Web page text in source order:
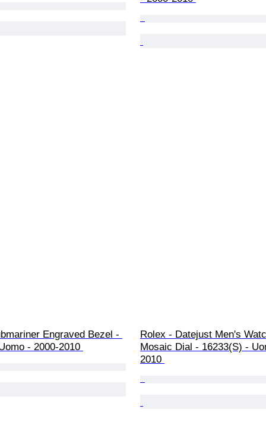
Engraved Bezel -
- 2000-2010
Rolex - Datejust Men's
Mosaic Dial - 16233(S) -
2010